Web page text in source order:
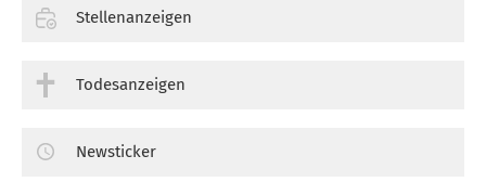
Stellenanzeigen
Todesanzeigen
Newsticker